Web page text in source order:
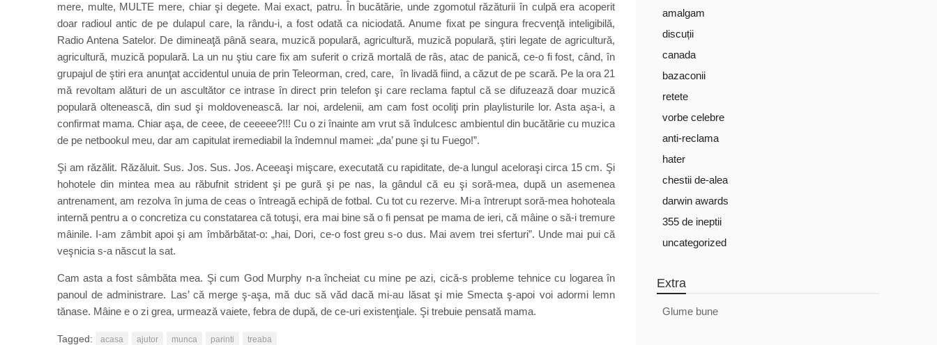
mere, multe, MULTE mere, chiar şi degete. Mai exact, patru. În bucătărie, unde zgomotul răzăturii în culpă era acoperit
doar radioul antic de pe dulapul care, la rându-i, a fost odată ca niciodată. Anume fixat pe singura frecvenţă inteligibilă,
Radio Antena Satelor. De dimineaţă până seara, muzică populară, agricultură, muzică populară, ştiri legate de agricultură,
agricultură, muzică populară. La un nu ştiu care fix am suferit o criză mortală de râs, atac de panică, ce-o fi fost, când, în
grupajul de ştiri era anunţat accidentul unuia de prin Teleorman, cred, care, în livadă fiind, a căzut de pe scară. Pe la ora 21
mă revoltam alături de un ascultător ce intrase în direct prin telefon şi care reclama faptul că se difuzează doar muzică
populară oltenească, din sud şi moldovenească. Iar noi, ardelenii, am cam fost ocoliţi prin playlisturile lor. Asta aşa-i, a
confirmat mama. Chiar aşa, de ceee, de ceeeee?!!! Cu o zi înainte am vrut să îndulcesc ambientul din bucătărie cu muzica
de pe netbookul meu, dar am capitulat iremediabil la îndemnul mamei: „da’ pune şi tu Fuego!”.
Şi am răzălit. Răzăluit. Sus. Jos. Sus. Jos. Aceeaşi mişcare, executată cu rapiditate, de-a lungul aceloraşi circa 15 cm. Şi
hohotele din mintea mea au răbufnit strident şi pe gură şi pe nas, la gândul că eu şi soră-mea, după un asemenea
antrenament, am rezolva în juma de ceas o întreagă echipă de fotbal. Cu tot cu rezerve. Mi-a întrerupt soră-mea hohoteala
internă pentru a o concretiza cu constatarea că totuşi, era mai bine să o fi pensat pe mama de ieri, că mâine o să-i tremure
mâinile. I-am zâmbit apoi şi am îmbărbătat-o: „hai, Dori, ce-o fost greu s-o dus. Mai avem trei sferturi”. Unde mai pui că
veşnicia s-a născut la sat.
Cam asta a fost sâmbăta mea. Şi cum God Murphy n-a încheiat cu mine pe azi, cică-s probleme tehnice cu logarea în
panoul de administrare. Las’ că merge ş-aşa, mă duc să văd dacă mi-au lăsat şi mie Smecta ş-apoi voi adormi lemn
tănase. Mâine e o zi grea, urmează vaiete, febra de după, de ce-uri existenţiale. Şi trebuie pensată mama.
Tagged: acasa ajutor munca parinti treaba
amalgam
discuții
canada
bazaconii
retete
vorbe celebre
anti-reclama
hater
chestii de-alea
darwin awards
355 de ineptii
uncategorized
Extra
Glume bune